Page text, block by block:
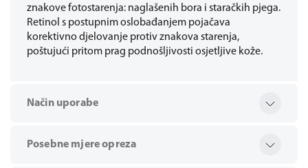
znakove fotostarenja: naglašenih bora i staračkih pjega.
Retinol s postupnim oslobađanjem pojačava
korektivno djelovanje protiv znakova starenja,
poštujući pritom prag podnošljivosti osjetljive kože.
Način uporabe
Posebne mjere opreza